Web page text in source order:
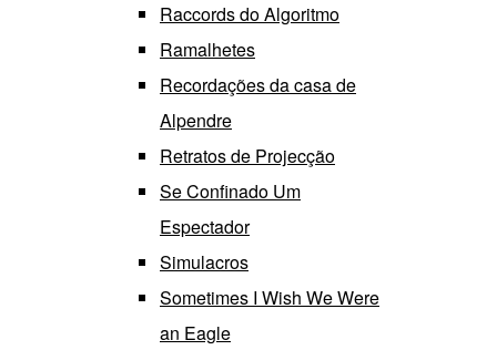
Raccords do Algoritmo
Ramalhetes
Recordações da casa de
Alpendre
Retratos de Projecção
Se Confinado Um
Espectador
Simulacros
Sometimes I Wish We Were
an Eagle